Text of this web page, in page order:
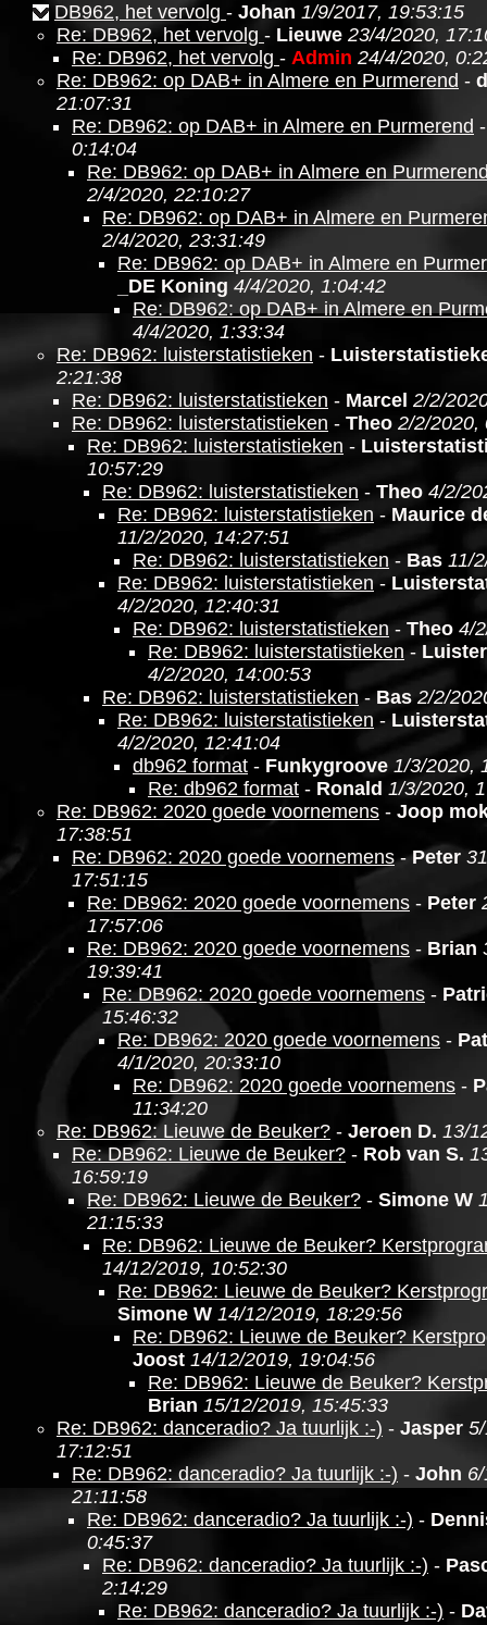
DB962, het vervolg - Johan 1/9/2017, 19:53:15
Re: DB962, het vervolg - Lieuwe 23/4/2020,
Re: DB962, het vervolg - Admin 24/4/2020,
Re: DB962: op DAB+ in Almere en Purmerend -
21:07:31
Re: DB962: op DAB+ in Almere en Purmerend
0:14:04
Re: DB962: op DAB+ in Almere en
2/4/2020, 22:10:27
Re: DB962: op DAB+ in Almere en
2/4/2020, 23:31:49
Re: DB962: op DAB+ in Almere en
_DE Koning 4/4/2020, 1:04:42
Re: DB962: op DAB+ in Almere en
4/4/2020, 1:33:34
Re: DB962: luisterstatistieken -
2:21:38
Re: DB962: luisterstatistieken - Marcel 2/2/
Re: DB962: luisterstatistieken - Theo 2/2/2020,
Re: DB962: luisterstatistieken -
10:57:29
Re: DB962: luisterstatistieken - Theo 4/2/
Re: DB962: luisterstatistieken - Maurice
11/2/2020, 14:27:51
Re: DB962: luisterstatistieken - Bas 11/
Re: DB962: luisterstatistieken -
4/2/2020, 12:40:31
Re: DB962: luisterstatistieken - Theo 4/
Re: DB962: luisterstatistieken -
4/2/2020, 14:00:53
Re: DB962: luisterstatistieken - Bas 2/2/
Re: DB962: luisterstatistieken -
4/2/2020, 12:41:04
db962 format - Funkygroove 1/3/2020,
Re: db962 format - Ronald 1/3/2020,
Re: DB962: 2020 goede voornemens - Joop
17:38:51
Re: DB962: 2020 goede voornemens-Peter
17:51:15
Re: DB962: 2020 goede voornemens - Peter
17:57:06
Re: DB962: 2020 goede voornemens - Brian
19:39:41
Re: DB962: 2020 goede voornemens -
15:46:32
Re: DB962: 2020 goede voornemens -
4/1/2020, 20:33:10
Re: DB962: 2020 goede voornemens -
11:34:20
Re: DB962: Lieuwe de Beuker? - Jeroen D. 13/
Re: DB962: Lieuwe de Beuker? - Rob van S.
16:59:19
Re: DB962: Lieuwe de Beuker? - Simone W
21:15:33
Re: DB962: Lieuwe de Beuker?
14/12/2019, 10:52:30
Re: DB962: Lieuwe de Beuker?
Simone W 14/12/2019, 18:29:56
Re: DB962: Lieuwe de Beuker?
Joost 14/12/2019, 19:04:56
Re: DB962: Lieuwe de Beuker?
Brian 15/12/2019, 15:45:33
Re: DB962: danceradio? Ja tuurlijk :-) - Jasper
17:12:51
Re: DB962: danceradio? Ja tuurlijk :-) - John
21:11:58
Re: DB962: danceradio? Ja tuurlijk :-) -
0:45:37
Re: DB962: danceradio? Ja tuurlijk :-) -
2:14:29
Re: DB962: danceradio? Ja tuurlijk :-) -